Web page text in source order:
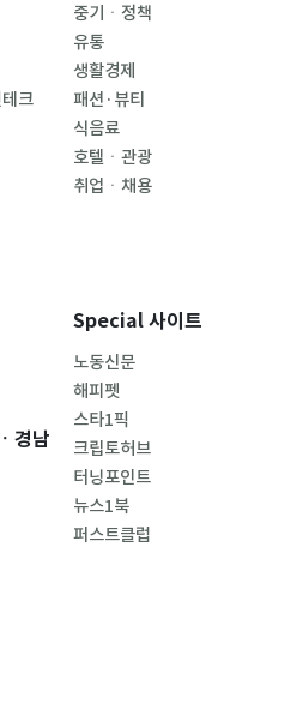
크
중기ㆍ정책
유통
생활경제
패션·뷰티
식음료
호텔ㆍ관광
취업ㆍ채용
경남
Special 사이트
노동신문
해피펫
스타1픽
크립토허브
터닝포인트
뉴스1북
퍼스트클럽